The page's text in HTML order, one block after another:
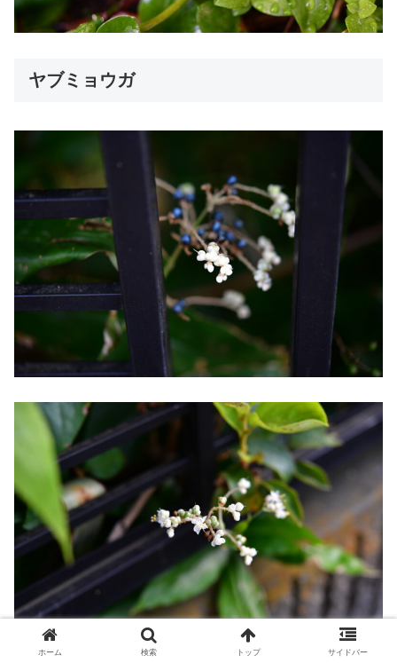
ヤブミョウガ
ホーム 検索 トップ サイドバー